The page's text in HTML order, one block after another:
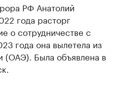
РФ Анатолий
года расторг
о сотрудничестве с
года она вылетела из
(ОАЭ). Была объявлена в